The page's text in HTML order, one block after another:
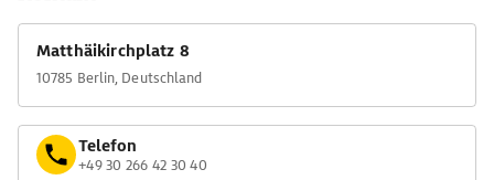
Matthäikirchplatz 8
10785 Berlin, Deutschland
Telefon
+49 30 266 42 30 40